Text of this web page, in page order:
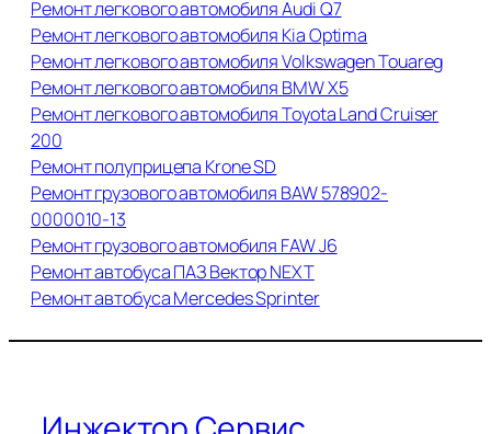
Ремонт легкового автомобиля Audi Q7
Ремонт легкового автомобиля Kia Optima
Ремонт легкового автомобиля Volkswagen Touareg
Ремонт легкового автомобиля BMW X5
Ремонт легкового автомобиля Toyota Land Cruiser
200
Ремонт полуприцепа Krone SD
Ремонт грузового автомобиля BAW 578902-
0000010-13
Ремонт грузового автомобиля FAW J6
Ремонт автобуса ПАЗ Вектор NEXT
Ремонт автобуса Mercedes Sprinter